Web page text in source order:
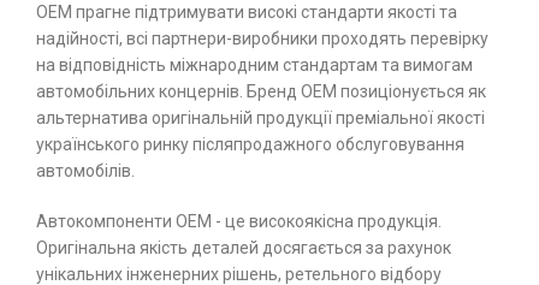
ОЕМ прагне підтримувати високі стандарти якості та
надійності, всі партнери-виробники проходять перевірку
на відповідність міжнародним стандартам та вимогам
автомобільних концернів. Бренд ОЕМ позиціонується як
альтернатива оригінальній продукції преміальної якості
українського ринку післяпродажного обслуговування
автомобілів.
Автокомпоненти ОЕМ - це високоякісна продукція.
Оригінальна якість деталей досягається за рахунок
унікальних інженерних рішень, ретельного відбору